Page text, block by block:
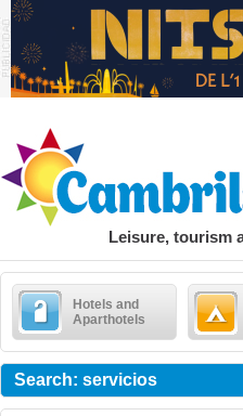
Leisure, tourism
Hotels and
Aparthotels
Search: servicios